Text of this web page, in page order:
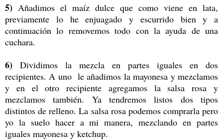
5) Añadimos el maíz dulce que como viene en lata,
previamente lo he enjuagado y escurrido bien y a
continuación lo removemos todo con la ayuda de una
cuchara.
6) Dividimos la mezcla en partes iguales en dos
recipientes. A uno le añadimos la mayonesa y mezclamos
y en el otro recipiente agregamos la salsa rosa y
mezclamos también. Ya tendremos listos dos tipos
distintos de relleno. La salsa rosa podemos comprarla pero
yo la suelo hacer a mi manera, mezclando en partes
iguales mayonesa y ketchup.